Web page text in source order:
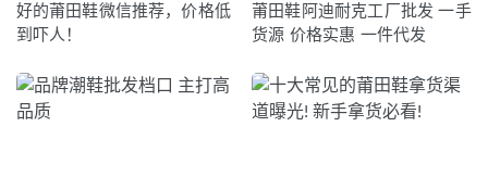
好的莆田鞋微信推荐，价格低
到吓人！
莆田鞋阿迪耐克工厂批发 一手
货源 价格实惠 一件代发